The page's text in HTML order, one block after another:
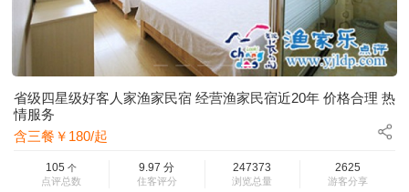
省级四星级好客人家渔家民宿 经营渔家民宿近20年 价格合理 热
情服务
含三餐￥180/起
105 个
点评总数
9.97 分
住客评分
247373
浏览总量
2625
游客分享